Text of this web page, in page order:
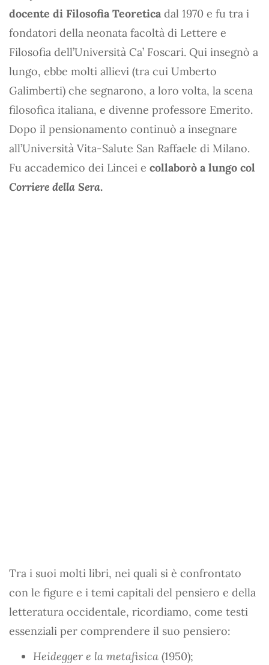
docente di Filosofia Teoretica dal 1970 e fu tra i
fondatori della neonata facoltà di Lettere e
Filosofia dell’Università Ca’ Foscari. Qui insegnò a
lungo, ebbe molti allievi (tra cui Umberto
Galimberti) che segnarono, a loro volta, la scena
filosofica italiana, e divenne professore Emerito.
Dopo il pensionamento continuò a insegnare
all’Università Vita-Salute San Raffaele di Milano.
Fu accademico dei Lincei e collaborò a lungo col
Corriere della Sera.
Tra i suoi molti libri, nei quali si è confrontato
con le figure e i temi capitali del pensiero e della
letteratura occidentale, ricordiamo, come testi
essenziali per comprendere il suo pensiero:
Heidegger e la metafisica (1950);